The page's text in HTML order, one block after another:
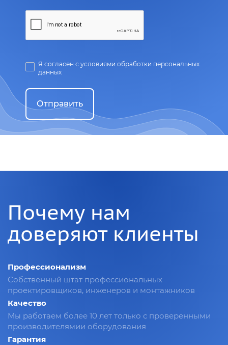
Я согласен с условиями обработки персональных
данных
Отправить
Почему нам
доверяют клиенты
Профессионализм
Собственный штат профессиональных
проектировщиков, инженеров и монтажников
Качество
Мы работаем более 10 лет только с проверенными
производителямии оборудования
Гарантия